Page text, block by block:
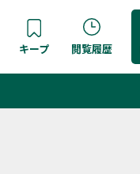
キープ 閲覧履歴